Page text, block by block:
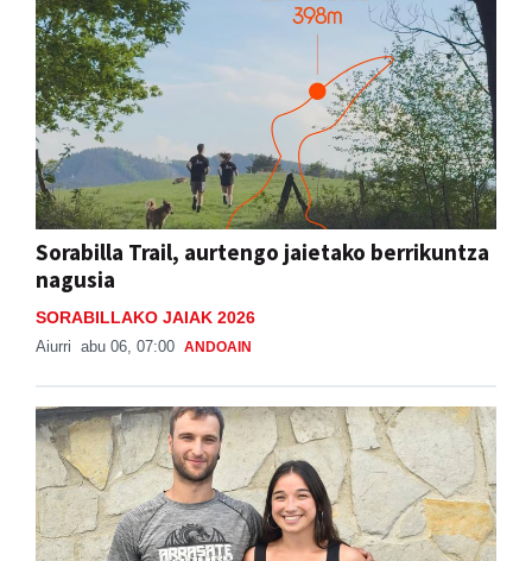
Sorabilla Trail, aurtengo jaietako berrikuntza
nagusia
SORABILLAKO JAIAK 2026
Aiurri abu 06, 07:00 ANDOAIN